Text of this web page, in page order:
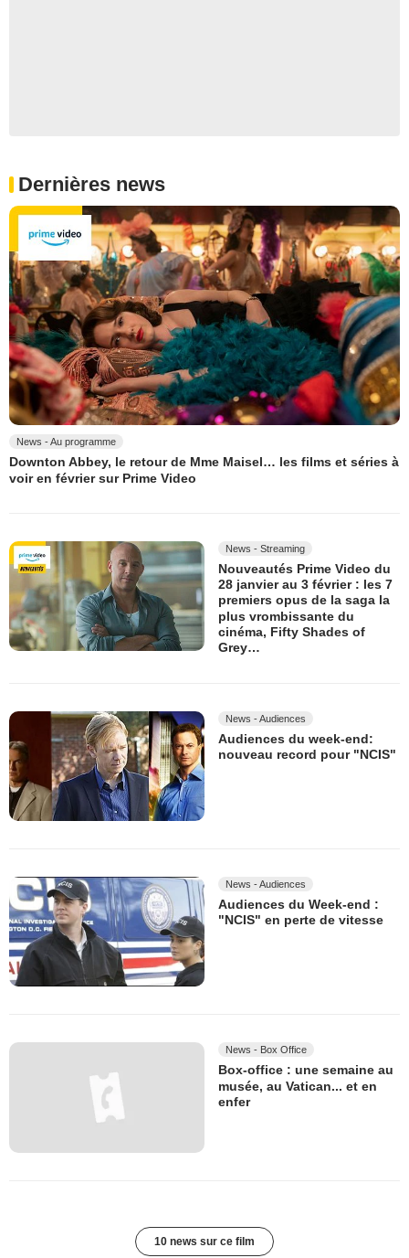
Dernières news
News - Au programme
Downton Abbey, le retour de Mme Maisel… les films et séries à
voir en février sur Prime Video
News - Streaming
Nouveautés Prime Video du
28 janvier au 3 février : les 7
premiers opus de la saga la
plus vrombissante du
cinéma, Fifty Shades of
Grey…
News - Audiences
Audiences du week-end:
nouveau record pour "NCIS"
News - Audiences
Audiences du Week-end :
"NCIS" en perte de vitesse
News - Box Office
Box-office : une semaine au
musée, au Vatican... et en
enfer
10 news sur ce film